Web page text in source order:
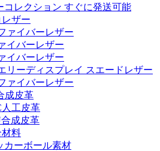
コレクション すぐに発送可能
ザー
ァイバーレザー
イバーレザー
イバーレザー
リーディスプレイ スエードレザー
ァイバーレザー
成皮革
工皮革
成皮革
材料
カーボール素材